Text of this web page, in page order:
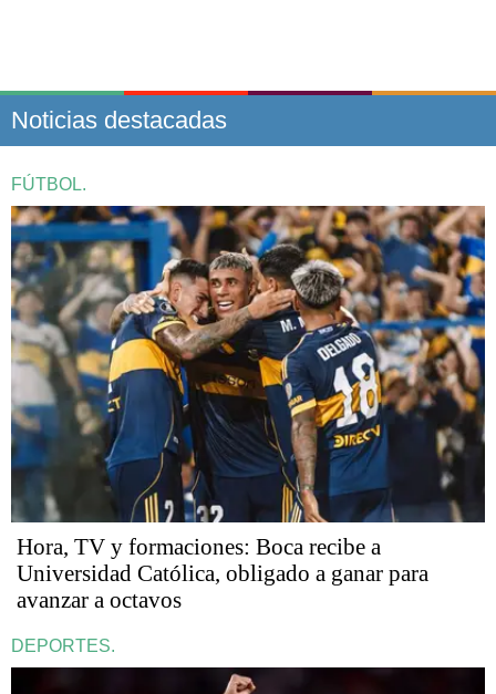
Noticias destacadas
FÚTBOL.
Hora, TV y formaciones: Boca recibe a
Universidad Católica, obligado a ganar para
avanzar a octavos
DEPORTES.